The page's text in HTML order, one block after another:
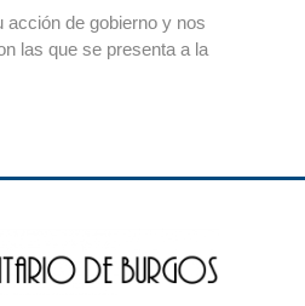
acción de gobierno y nos
las que se presenta a la